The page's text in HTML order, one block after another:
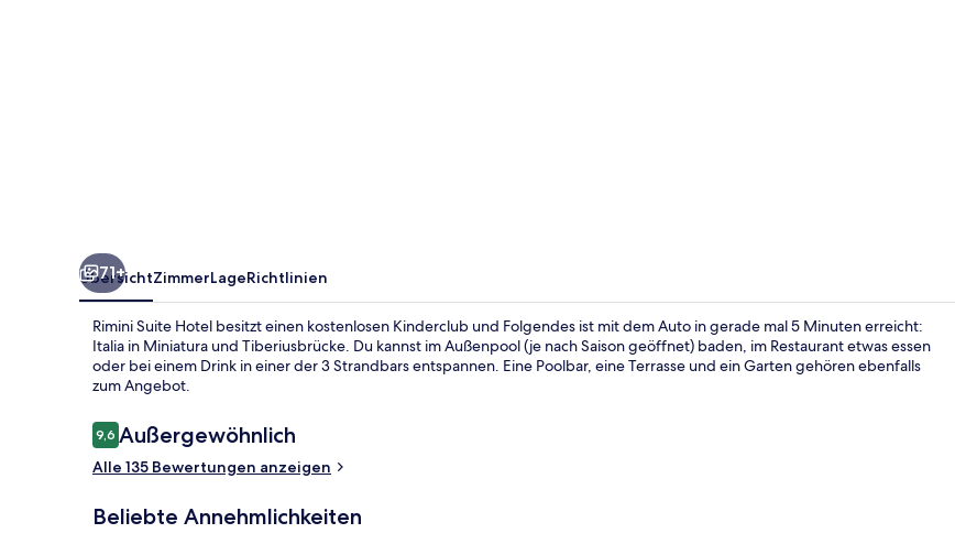
71+
ÜbersichtZimmerLageRichtlinien
Rimini Suite Hotel besitzt einen kostenlosen Kinderclub und Folgendes ist mit dem Auto in gerade mal 5 Minuten erreicht:
Italia in Miniatura und Tiberiusbrücke. Du kannst im Außenpool (je nach Saison geöffnet) baden, im Restaurant etwas essen
oder bei einem Drink in einer der 3 Strandbars entspannen. Eine Poolbar, eine Terrasse und ein Garten gehören ebenfalls
zum Angebot.
Bewertungen
9,69,6 von 10.
Außergewöhnlich
Alle 135 Bewertungen anzeigen
Beliebte Annehmlichkeiten